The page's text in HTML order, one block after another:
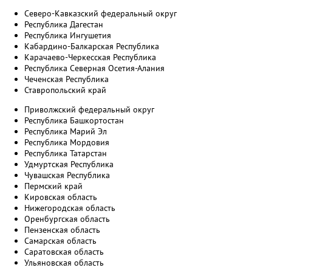
Северо-Кавказский федеральный округ
Республика Дагестан
Республика Ингушетия
Кабардино-Балкарская Республика
Карачаево-Черкесская Республика
Республика Северная Осетия-Алания
Чеченская Республика
Ставропольский край
Приволжский федеральный округ
Республика Башкортостан
Республика Марий Эл
Республика Мордовия
Республика Татарстан
Удмуртская Республика
Чувашская Республика
Пермский край
Кировская область
Нижегородская область
Оренбургская область
Пензенская область
Самарская область
Саратовская область
Ульяновская область